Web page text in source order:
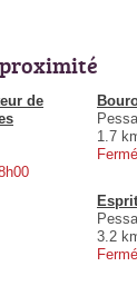
de
1.7
3.2